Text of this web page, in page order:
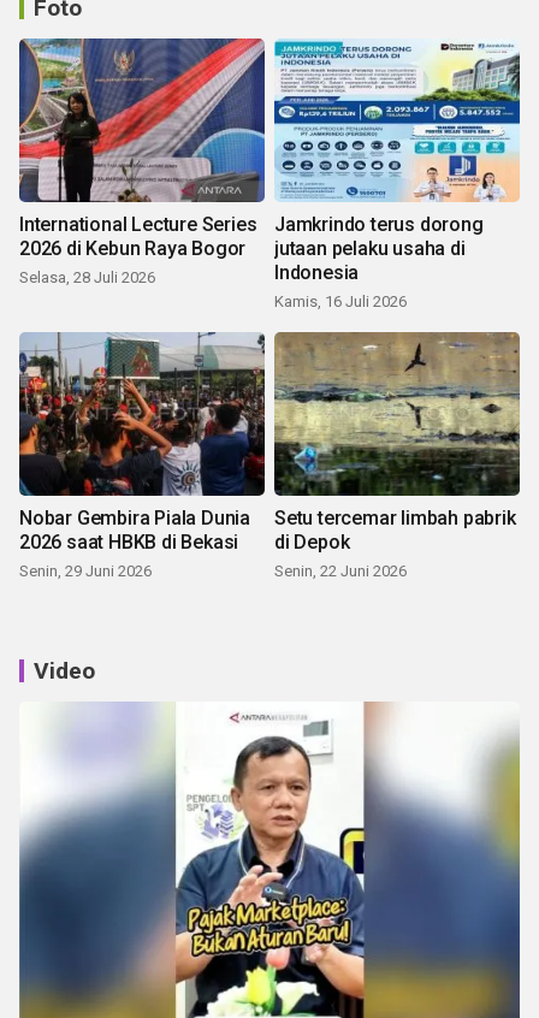
Foto
International Lecture Series
2026 di Kebun Raya Bogor
Selasa, 28 Juli 2026
Jamkrindo terus dorong
jutaan pelaku usaha di
Indonesia
Kamis, 16 Juli 2026
Nobar Gembira Piala Dunia
2026 saat HBKB di Bekasi
Senin, 29 Juni 2026
Setu tercemar limbah pabrik
di Depok
Senin, 22 Juni 2026
Video